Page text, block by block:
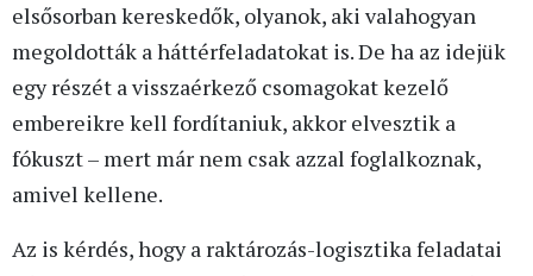
elsősorban kereskedők, olyanok, aki valahogyan
megoldották a háttérfeladatokat is. De ha az idejük
egy részét a visszaérkező csomagokat kezelő
embereikre kell fordítaniuk, akkor elvesztik a
fókuszt – mert már nem csak azzal foglalkoznak,
amivel kellene.
Az is kérdés, hogy a raktározás-logisztika feladatai